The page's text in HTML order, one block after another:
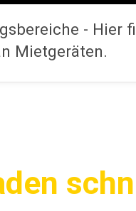
- Hier
Mietgeräten.